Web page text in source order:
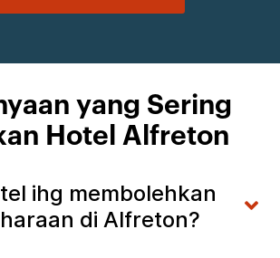
yang Sering
Hotel Alfreton
ihg membolehkan
di Alfreton?